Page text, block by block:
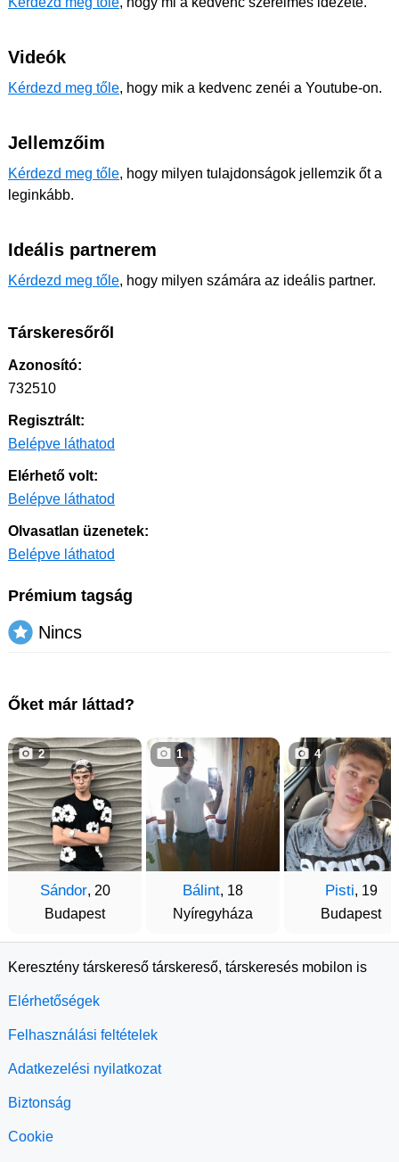
Videók
Kérdezd meg tőle, hogy mik a kedvenc zenéi a Youtube-on.
Jellemzőim
Kérdezd meg tőle, hogy milyen tulajdonságok jellemzik őt a
leginkább.
Ideális partnerem
Kérdezd meg tőle, hogy milyen számára az ideális partner.
Társkeresőről
Azonosító:
732510
Regisztrált:
Belépve láthatod
Elérhető volt:
Belépve láthatod
Olvasatlan üzenetek:
Belépve láthatod
Prémium tagság
Nincs
Őket már láttad?
Sándor, 20
Budapest
2
Bálint, 18
Nyíregyháza
1
Pisti, 19
Budapest
4
Keresztény társkereső társkereső, társkeresés mobilon is
Elérhetőségek
Felhasználási feltételek
Adatkezelési nyilatkozat
Biztonság
Cookie